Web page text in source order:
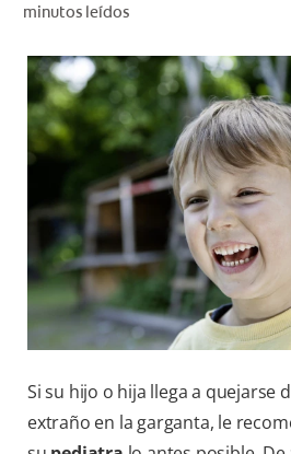
minutos leídos
Si su hijo o hija llega a quejarse
extraño en la garganta, le